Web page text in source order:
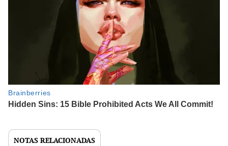
NOTAS RELACIONADAS